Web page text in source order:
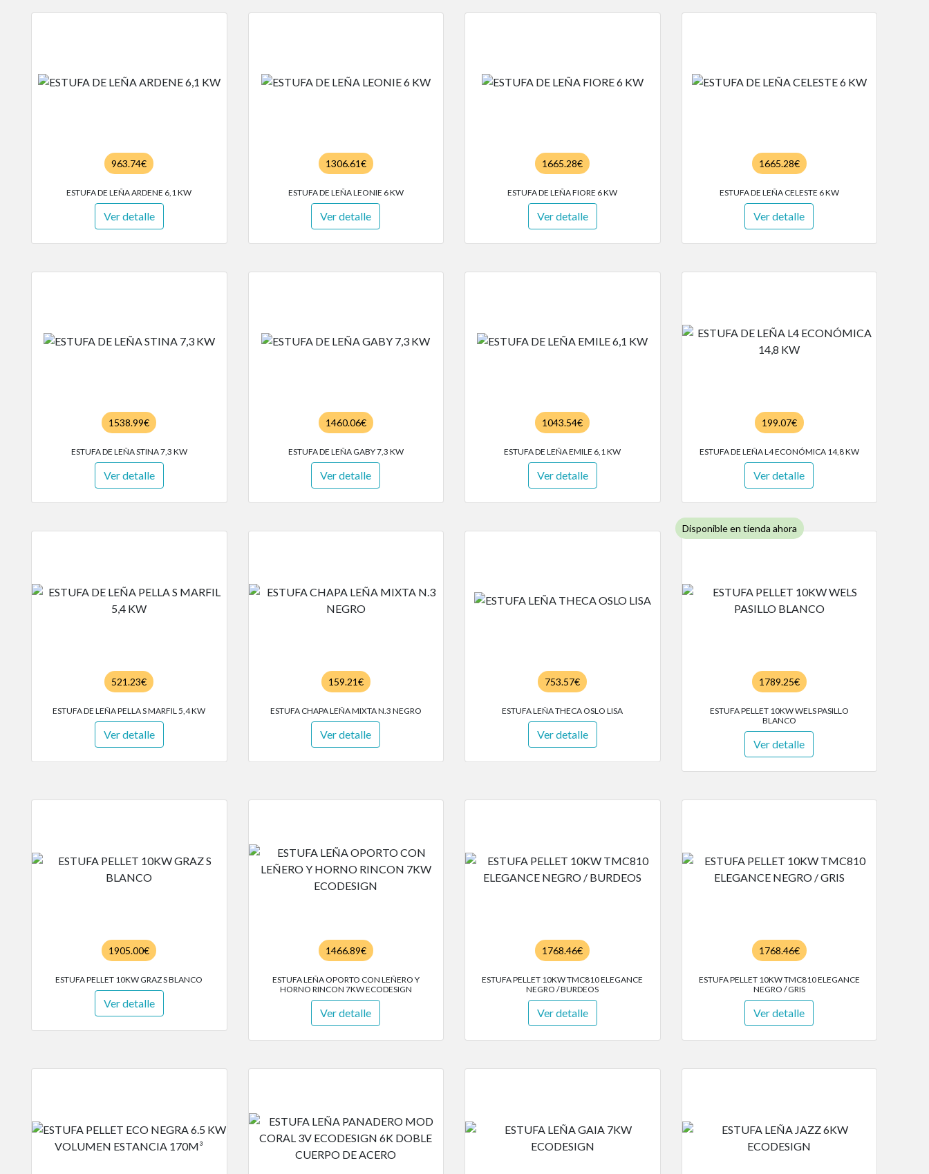
963.74€
ESTUFA DE LEÑA ARDENE 6,1 KW
Ver detalle
1306.61€
ESTUFA DE LEÑA LEONIE 6 KW
Ver detalle
1665.28€
ESTUFA DE LEÑA FIORE 6 KW
Ver detalle
1665.28€
ESTUFA DE LEÑA CELESTE 6 KW
Ver detalle
1538.99€
ESTUFA DE LEÑA STINA 7,3 KW
Ver detalle
1460.06€
ESTUFA DE LEÑA GABY 7,3 KW
Ver detalle
1043.54€
ESTUFA DE LEÑA EMILE 6,1 KW
Ver detalle
199.07€
ESTUFA DE LEÑA L4 ECONÓMICA 14,8 KW
Ver detalle
521.23€
ESTUFA DE LEÑA PELLA S MARFIL 5,4 KW
Ver detalle
159.21€
ESTUFA CHAPA LEÑA MIXTA N.3 NEGRO
Ver detalle
753.57€
ESTUFA LEÑA THECA OSLO LISA
Ver detalle
Disponible en tienda ahora
1789.25€
ESTUFA PELLET 10KW WELS PASILLO
BLANCO
Ver detalle
1905.00€
ESTUFA PELLET 10KW GRAZ S BLANCO
Ver detalle
1466.89€
ESTUFA LEÑA OPORTO CON LEÑERO Y
HORNO RINCON 7KW ECODESIGN
Ver detalle
1768.46€
ESTUFA PELLET 10KW TMC810 ELEGANCE
NEGRO / BURDEOS
Ver detalle
1768.46€
ESTUFA PELLET 10KW TMC810 ELEGANCE
NEGRO / GRIS
Ver detalle